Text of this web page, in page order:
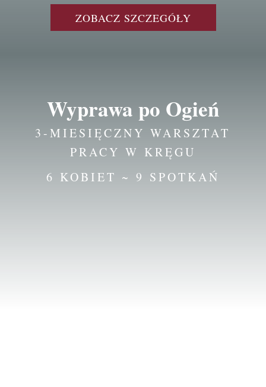
ZOBACZ SZCZEGÓŁY
Wyprawa po Ogień
3-MIESIĘCZNY WARSZTAT
PRACY W KRĘGU
6 KOBIET ~ 9 SPOTKAŃ